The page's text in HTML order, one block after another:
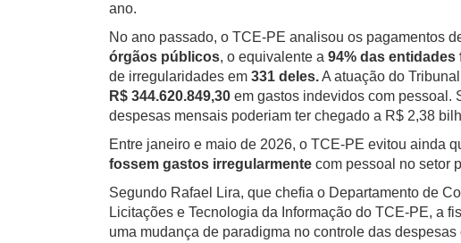
ano.
No ano passado, o TCE-PE analisou os pagamentos
órgãos públicos, o equivalente a 94% das entidades
de irregularidades em 331 deles.A atuação do
R$ 344.620.849,30 em gastos indevidos com pessoal.
despesas mensais poderiam ter chegado a R$ 2,38
Entre janeiro e maio de 2026, o TCE-PE evitou ainda
fossem gastos irregularmente com pessoal no setor
Segundo Rafael Lira, que chefia o Departamento de
Licitações e Tecnologia da Informação do TCE-PE, a
uma mudança de paradigma no controle das